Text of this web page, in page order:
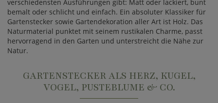
verschiedensten Ausführungen gibt: Matt oder lackiert, bunt
bemalt oder schlicht und einfach. Ein absoluter Klassiker für
Gartenstecker sowie Gartendekoration aller Art ist Holz. Das
Naturmaterial punktet mit seinem rustikalen Charme, passt
hervorragend in den Garten und unterstreicht die Nähe zur
Natur.
GARTENSTECKER ALS HERZ, KUGEL,
VOGEL, PUSTEBLUME & CO.